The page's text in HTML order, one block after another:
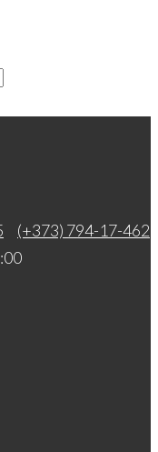
(+373) 794-17-462